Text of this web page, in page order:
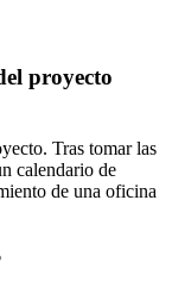
proyecto
Tras tomar las
calendario de
de una oficina